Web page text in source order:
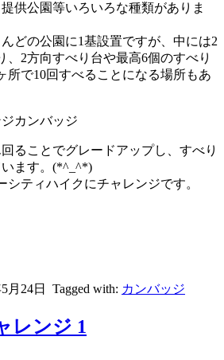
供公園等いろいろな種類がありま
どの公園に1基設置ですが、中には2
、2方向すべり台や最高6個のすべり
所で10回すべることになる場所もあ
ることでグレードアップし、すべり
ます。(*^_^*)
シティハイクにチャレンジです。
月24日 Tagged with: カンバッジ
レンジ 1